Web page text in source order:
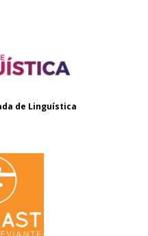
de Linguística